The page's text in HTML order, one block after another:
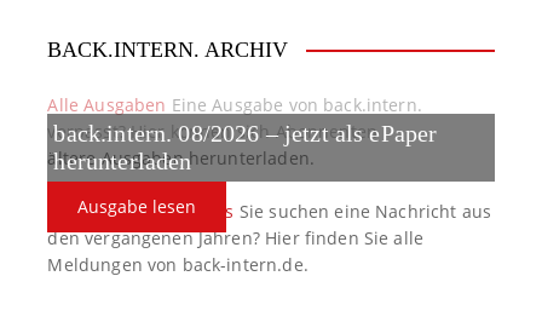
back.intern. 08/2026 – jetzt als ePaper
herunterladen
Ausgabe lesen
BACK.INTERN. ARCHIV
Alle Ausgaben Eine Ausgabe von back.intern.
verpasst? Hier können sich Abonnenten
ältere Ausgaben herunterladen.
back.intern. Top-News Sie suchen eine Nachricht aus
den vergangenen Jahren? Hier finden Sie alle
Meldungen von back-intern.de.